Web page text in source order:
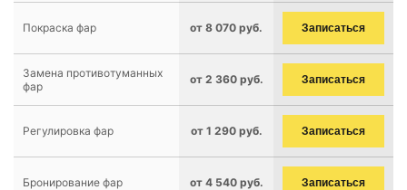
Покраска фар от 8 070 руб. Записаться
Замена противотуманных
фар
от 2 360 руб. Записаться
Регулировка фар от 1 290 руб. Записаться
Бронирование фар от 4 540 руб. Записаться